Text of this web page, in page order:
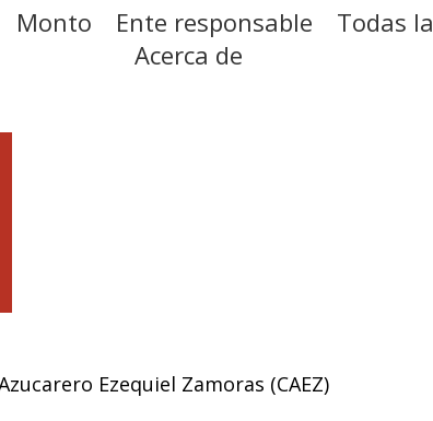
Monto Ente responsable
Todas
Acerca de
Ezequiel Zamoras (CAEZ)